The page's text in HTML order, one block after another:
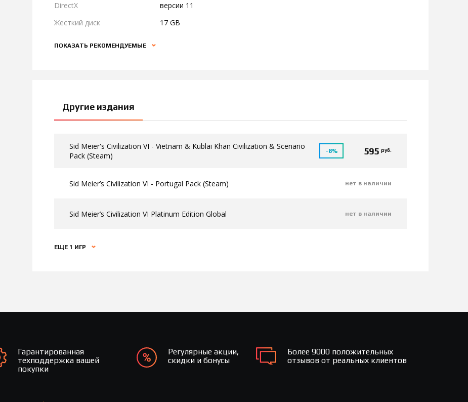
DirectX
версии 11
Жесткий диск
17 GB
ПОКАЗАТЬ РЕКОМЕНДУЕМЫЕ
Другие издания
Sid Meier's Civilization VI - Vietnam & Kublai Khan Civilization & Scenario
Pack (Steam)
-8% 595 руб.
Sid Meier’s Civilization VI - Portugal Pack (Steam) нет в наличии
Sid Meier’s Civilization VI Platinum Edition Global нет в наличии
ЕЩЕ 1 ИГР
Гарантированная
техподдержка вашей
покупки
Регулярные акции,
скидки и бонусы
Более 9000 положительных
отзывов от реальных клиентов